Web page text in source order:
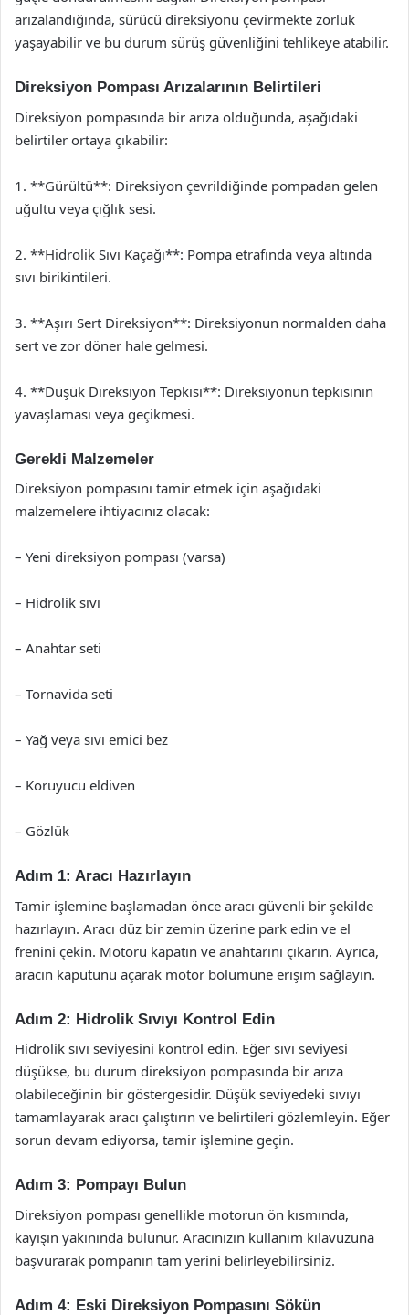
arızalandığında, sürücü direksiyonu çevirmekte zorluk
yaşayabilir ve bu durum sürüş güvenliğini tehlikeye atabilir.
Direksiyon Pompası Arızalarının Belirtileri
Direksiyon pompasında bir arıza olduğunda, aşağıdaki
belirtiler ortaya çıkabilir:
1. **Gürültü**: Direksiyon çevrildiğinde pompadan gelen
uğultu veya çığlık sesi.
2. **Hidrolik Sıvı Kaçağı**: Pompa etrafında veya altında
sıvı birikintileri.
3. **Aşırı Sert Direksiyon**: Direksiyonun normalden daha
sert ve zor döner hale gelmesi.
4. **Düşük Direksiyon Tepkisi**: Direksiyonun tepkisinin
yavaşlaması veya geçikmesi.
Gerekli Malzemeler
Direksiyon pompasını tamir etmek için aşağıdaki
malzemelere ihtiyacınız olacak:
– Yeni direksiyon pompası (varsa)
– Hidrolik sıvı
– Anahtar seti
– Tornavida seti
– Yağ veya sıvı emici bez
– Koruyucu eldiven
– Gözlük
Adım 1: Aracı Hazırlayın
Tamir işlemine başlamadan önce aracı güvenli bir şekilde
hazırlayın. Aracı düz bir zemin üzerine park edin ve el
frenini çekin. Motoru kapatın ve anahtarını çıkarın. Ayrıca,
aracın kaputunu açarak motor bölümüne erişim sağlayın.
Adım 2: Hidrolik Sıvıyı Kontrol Edin
Hidrolik sıvı seviyesini kontrol edin. Eğer sıvı seviyesi
düşükse, bu durum direksiyon pompasında bir arıza
olabileceğinin bir göstergesidir. Düşük seviyedeki sıvıyı
tamamlayarak aracı çalıştırın ve belirtileri gözlemleyin. Eğer
sorun devam ediyorsa, tamir işlemine geçin.
Adım 3: Pompayı Bulun
Direksiyon pompası genellikle motorun ön kısmında,
kayışın yakınında bulunur. Aracınızın kullanım kılavuzuna
başvurarak pompanın tam yerini belirleyebilirsiniz.
Adım 4: Eski Direksiyon Pompasını Sökün